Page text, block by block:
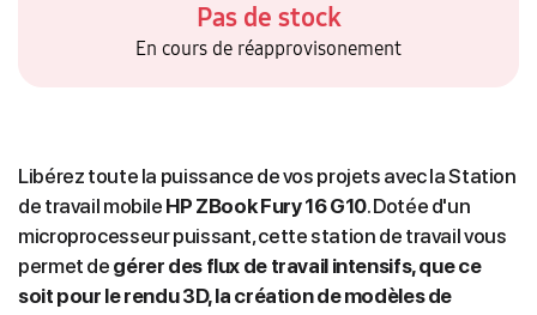
Pas de stock
En cours de réapprovisonement
Libérez toute la puissance de vos projets avec la Station
de travail mobile HP ZBook Fury 16 G10. Dotée d'un
microprocesseur puissant, cette station de travail vous
permet de gérer des flux de travail intensifs, que ce
soit pour le rendu 3D, la création de modèles de